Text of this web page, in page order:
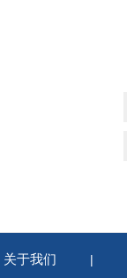
关于我们 |